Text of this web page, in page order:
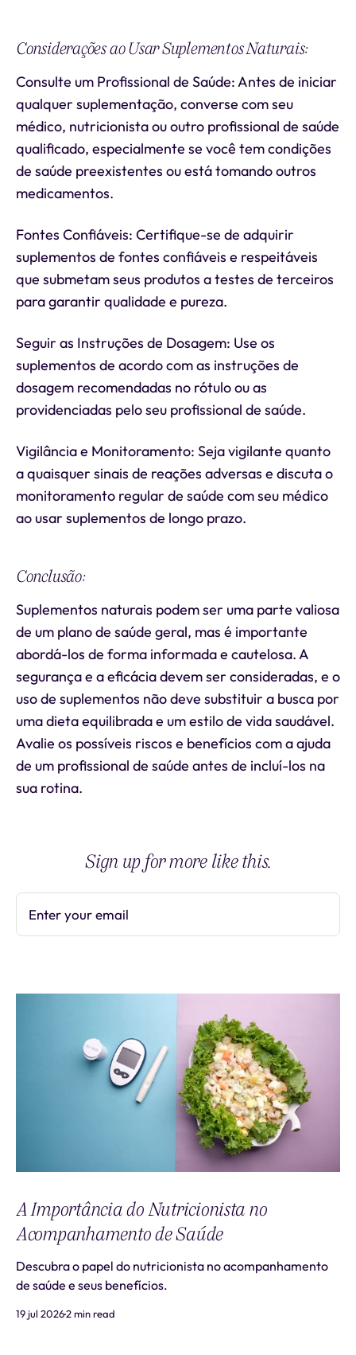
Considerações ao Usar Suplementos Naturais:
Consulte um Profissional de Saúde: Antes de iniciar
qualquer suplementação, converse com seu
médico, nutricionista ou outro profissional de saúde
qualificado, especialmente se você tem condições
de saúde preexistentes ou está tomando outros
medicamentos.
Fontes Confiáveis: Certifique-se de adquirir
suplementos de fontes confiáveis e respeitáveis
que submetam seus produtos a testes de terceiros
para garantir qualidade e pureza.
Seguir as Instruções de Dosagem: Use os
suplementos de acordo com as instruções de
dosagem recomendadas no rótulo ou as
providenciadas pelo seu profissional de saúde.
Vigilância e Monitoramento: Seja vigilante quanto
a quaisquer sinais de reações adversas e discuta o
monitoramento regular de saúde com seu médico
ao usar suplementos de longo prazo.
Conclusão:
Suplementos naturais podem ser uma parte valiosa
de um plano de saúde geral, mas é importante
abordá-los de forma informada e cautelosa. A
segurança e a eficácia devem ser consideradas, e o
uso de suplementos não deve substituir a busca por
uma dieta equilibrada e um estilo de vida saudável.
Avalie os possíveis riscos e benefícios com a ajuda
de um profissional de saúde antes de incluí-los na
sua rotina.
Sign up for more like this.
Enter your email
A Importância do Nutricionista no
Acompanhamento de Saúde
Descubra o papel do nutricionista no acompanhamento
de saúde e seus benefícios.
19 jul 20262 min read